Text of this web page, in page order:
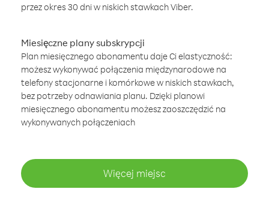
przez okres 30 dni w niskich stawkach Viber.
Miesięczne plany subskrypcji
Plan miesięcznego abonamentu daje Ci elastyczność:
możesz wykonywać połączenia międzynarodowe na
telefony stacjonarne i komórkowe w niskich stawkach,
bez potrzeby odnawiania planu. Dzięki planowi
miesięcznego abonamentu możesz zaoszczędzić na
wykonywanych połączeniach
Więcej miejsc